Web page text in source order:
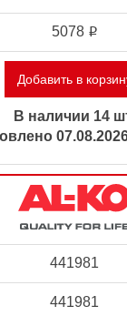
5078 i
Добавить в
В наличии 14
441981
441981